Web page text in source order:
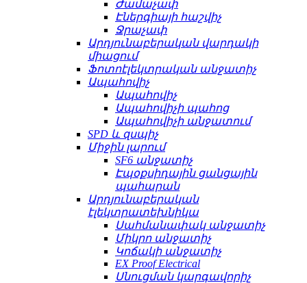
Ժամաչափ
Էներգիայի հաշվիչ
Ջրաչափ
Արդյունաբերական վարդակի
միացում
Ֆոտոէլեկտրական անջատիչ
Ապահովիչ
Ապահովիչ
Ապահովիչի պահոց
Ապահովիչի անջատում
SPD և զսպիչ
Միջին լարում
SF6 անջատիչ
Էպօքսիդային ցանցային
պահարան
Արդյունաբերական
էլեկտրատեխնիկա
Սահմանափակ անջատիչ
Միկրո անջատիչ
Կոճակի անջատիչ
EX Proof Electrical
Սնուցման կարգավորիչ